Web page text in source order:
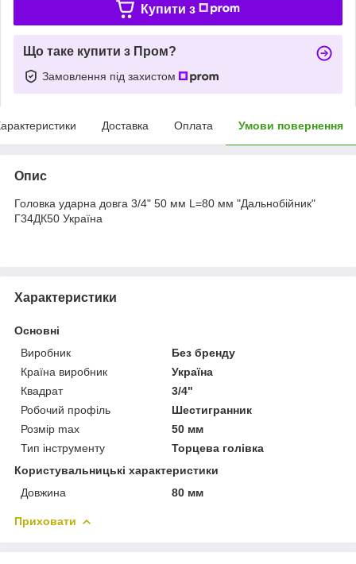
Купити з
Що таке купити з Пром?
Замовлення під захистом
Доставка Оплата Умови повернення
Опис
Головка ударна довга 3/4" 50 мм L=80 мм "Дальнобійник"
Г34ДК50 Україна
Характеристики
Основні
Виробник
Без бренду
Країна виробник
Україна
Квадрат
3/4"
Робочий профіль
Шестигранник
Розмір max
50 мм
Тип інструменту
Торцева голівка
Користувальницькі характеристики
Довжина
80 мм
Приховати